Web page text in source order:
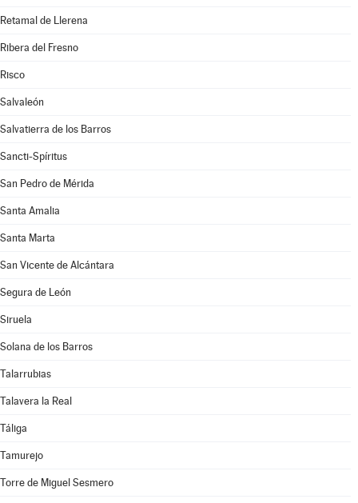
Retamal de Llerena
Ribera del Fresno
Risco
Salvaleón
Salvatierra de los Barros
Sancti-Spíritus
San Pedro de Mérida
Santa Amalia
Santa Marta
San Vicente de Alcántara
Segura de León
Siruela
Solana de los Barros
Talarrubias
Talavera la Real
Táliga
Tamurejo
Torre de Miguel Sesmero